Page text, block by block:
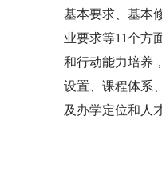
基本要求、基本
业要求等11个方
和行动能力培养
设置、课程体系
及办学定位和人